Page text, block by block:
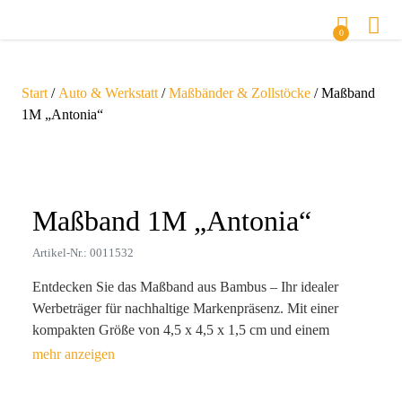
0
Start / Auto & Werkstatt /Maßbänder & Zollstöcke / Maßband
1M „Antonia“
Maßband 1M „Antonia“
Artikel-Nr.: 0011532
Entdecken Sie das Maßband aus Bambus – Ihr idealer
Werbeträger für nachhaltige Markenpräsenz. Mit einer
kompakten Größe von 4,5 x 4,5 x 1,5 cm und einem
Gewicht von nur 21,5 g bietet es nicht nur praktische